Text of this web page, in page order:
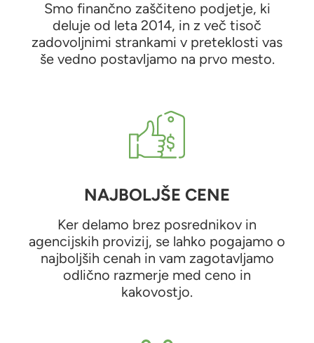
Smo finančno zaščiteno podjetje, ki
deluje od leta 2014, in z več tisoč
zadovoljnimi strankami v preteklosti vas
še vedno postavljamo na prvo mesto.
NAJBOLJŠE CENE
Ker delamo brez posrednikov in
agencijskih provizij, se lahko pogajamo o
najboljših cenah in vam zagotavljamo
odlično razmerje med ceno in
kakovostjo.